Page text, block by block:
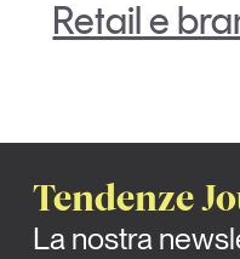
Retail e
Tendenze
La nostra